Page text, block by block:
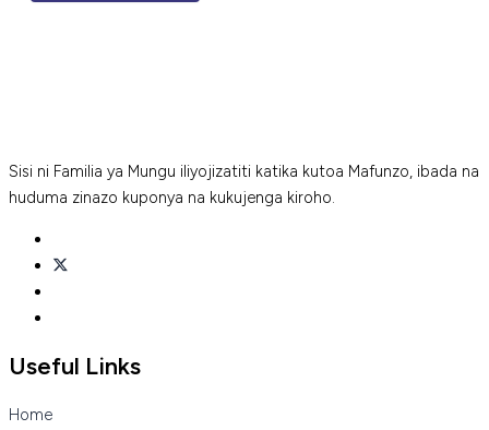
Sisi ni Familia ya Mungu iliyojizatiti katika kutoa Mafunzo, ibada na
huduma zinazo kuponya na kukujenga kiroho.
Useful Links
Home